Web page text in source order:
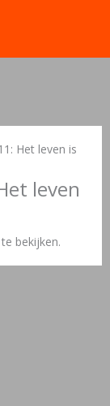
Het leven is
leven
bekijken.